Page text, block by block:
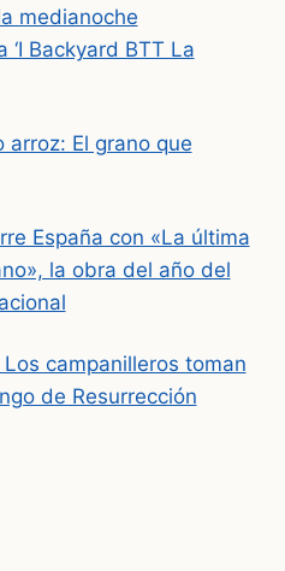
medianoche
Backyard BTT La
arroz: El grano que
España con «La última
la obra del año del
campanilleros toman
de Resurrección